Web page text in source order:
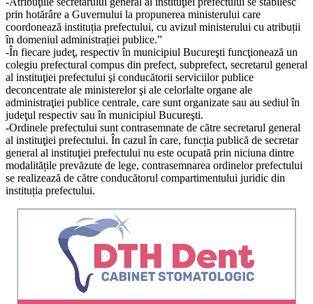
prin hotărâre a Guvernului la propunerea ministerului care
coordonează instituția prefectului, cu avizul ministerului cu atribuții
în domeniul administrației publice.”
-În fiecare judeţ, respectiv în municipiul Bucureşti funcţionează un
colegiu prefectural compus din prefect, subprefect, secretarul general
al instituţiei prefectului şi conducătorii serviciilor publice
deconcentrate ale ministerelor şi ale celorlalte organe ale
administraţiei publice centrale, care sunt organizate sau au sediul în
judeţul respectiv sau în municipiul Bucureşti.
-Ordinele prefectului sunt contrasemnate de către secretarul general
al instituţiei prefectului. În cazul în care, funcția publică de secretar
general al instituţiei prefectului nu este ocupată prin niciuna dintre
modalitățile prevăzute de lege, contrasemnarea ordinelor prefectului
se realizează de către conducătorul compartimentului juridic din
instituția prefectului.